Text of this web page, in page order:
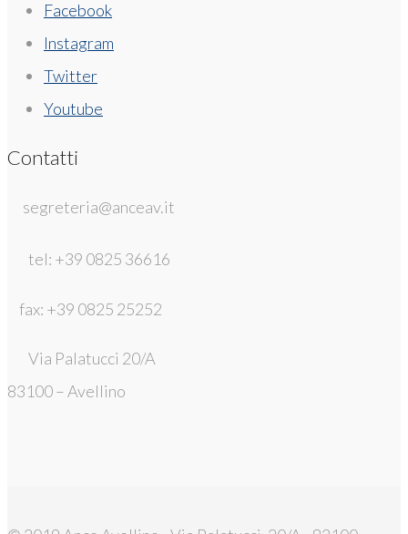
Facebook
Instagram
Twitter
Youtube
Contatti
segreteria@anceav.it
tel: +39 0825 36616
fax: +39 0825 25252
Via Palatucci 20/A
83100 – Avellino